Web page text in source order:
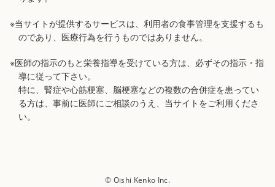
※当サイトが提供するサービスは、利用者の食事管理を支援するも
のであり、医療行為を行うものではありません。
※医師の指示のもと栄養指導を受けている方は、必ずその指示・指
導に従って下さい。
特に、腎症や心筋梗塞、脳梗塞などの複数の合併症を患ってい
る方は、事前に医師にご相談のうえ、当サイトをご利用くださ
い。
© Oishi Kenko Inc.